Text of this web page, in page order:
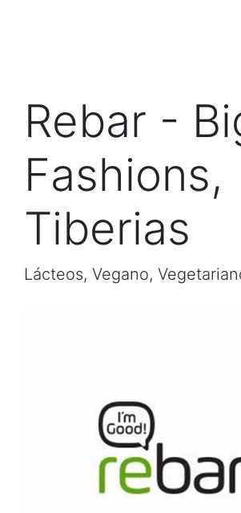
Rebar -
Fashions,
Tiberias
Lácteos, Vegano,